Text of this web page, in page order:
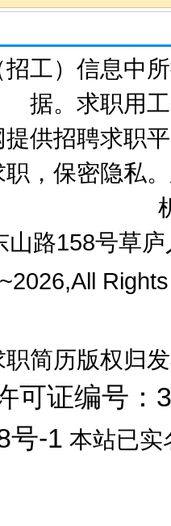
工）信息中
据。求职用
提供招聘求职
，保密隐私
山路158号草
简历版权归
可证编号
号-1 本站已